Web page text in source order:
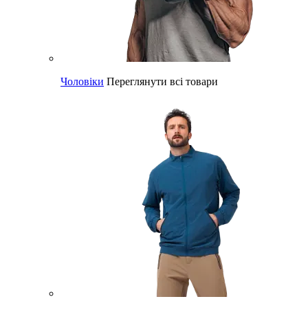
Чоловіки Переглянути всі товари